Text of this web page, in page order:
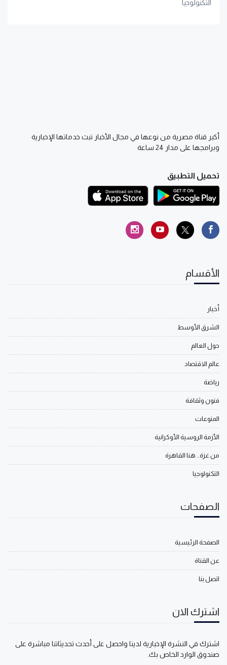
التكنولوجيا
أكبر قناة مصرية من نوعها في مجال الأخبار تبث خدماتها الإخبارية
وبرامجها على مدار 24 ساعة
تحميل التطبيق
الأقسام
أخبار
الشرق الأوسط
حول العالم
عالم الاقتصاد
رياضة
فنون وثقافة
المنوعات
الأزمة الروسية الأوكرانية
من غزة.. هنا القاهرة
التكنولوجيا
الصفحات
الصفحة الرئيسية
عن القناة
اتصل بنا
اشترك الان
اشترك في النشرة الإخبارية لدينا واحصل على أحدث تحديثاتنا مباشرة على
صندوق الوارد الخاص بك.